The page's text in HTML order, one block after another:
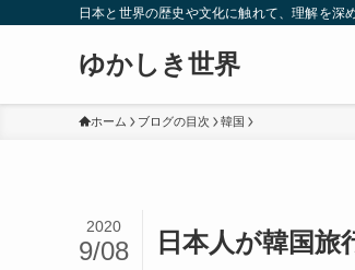
日本と世界の歴史や文化に触れて、理解を深
ゆかしき世界
ホーム ブログの目次 韓国
日本人が韓国旅
2020
9/08